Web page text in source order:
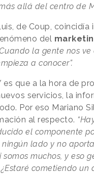
allá del centro de
de Coup, coincidía
del
la gente nos
a conocer”.
es que a la hora de
servicios, la
Por eso Mariano
al respecto.
el componente
lado y no
muchos, y eso
cometiendo un